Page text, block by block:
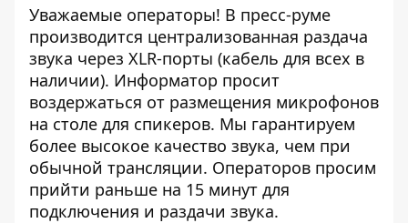
Уважаемые операторы! В пресс-руме
производится централизованная раздача
звука через XLR-порты (кабель для всех в
наличии). Информатор просит
воздержаться от размещения микрофонов
на столе для спикеров. Мы гарантируем
более высокое качество звука, чем при
обычной трансляции. Операторов просим
прийти раньше на 15 минут для
подключения и раздачи звука.